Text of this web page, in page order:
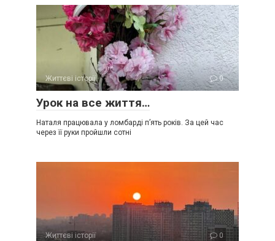
Життєві історії 0
Урок на все життя…
Наталя працювала у ломбарді п’ять років. За цей час
через її руки пройшли сотні
Життєві історії 0